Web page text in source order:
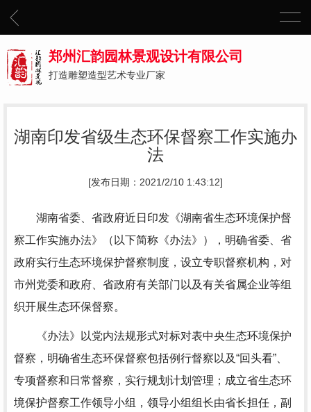
郑州汇韵园林景观设计有限公司
打造雕塑造型艺术专业厂家
湖南印发省级生态环保督察工作实施办
法
[发布日期：2021/2/10 1:43:12]
湖南省委、省政府近日印发《湖南省生态环境保护督
察工作实施办法》（以下简称《办法》），明确省委、省
政府实行生态环境保护督察制度，设立专职督察机构，对
市州党委和政府、省政府有关部门以及有关省属企业等组
织开展生态环保督察。
《办法》以党内法规形式对标对表中央生态环境保护
督察，明确省生态环保督察包括例行督察以及“回头看”、
专项督察和日常督察，实行规划计划管理；成立省生态环
境保护督察工作领导小组，领导小组组长由省长担任，副